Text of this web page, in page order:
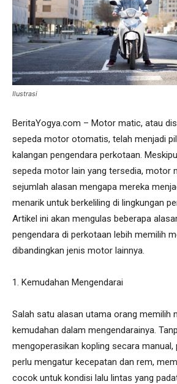
Ilustrasi
BeritaYogya.com – Motor matic, atau
sepeda motor otomatis, telah menjadi
kalangan pengendara perkotaan.
sepeda motor lain yang tersedia, motor
sejumlah alasan mengapa mereka
menarik untuk berkeliling di lingkungan
Artikel ini akan mengulas beberapa
pengendara di perkotaan lebih memilih
dibandingkan jenis motor lainnya.
1. Kemudahan Mengendarai
Salah satu alasan utama orang memilih
kemudahan dalam mengendarainya.
mengoperasikan kopling secara manual,
perlu mengatur kecepatan dan rem,
cocok untuk kondisi lalu lintas yang